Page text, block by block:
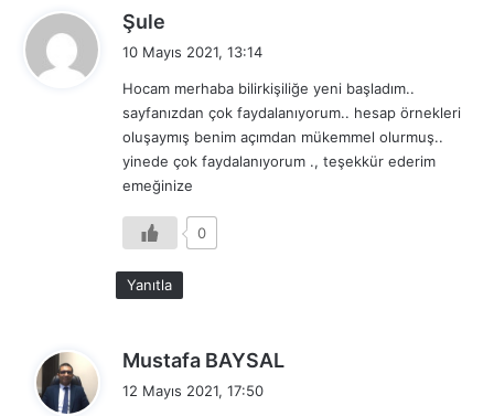
Şule
i
k
i
:
10 Mayıs 2021, 13:14
Hocam merhaba bilirkişiliğe yeni başladım..
sayfanızdan çok faydalanıyorum.. hesap örnekleri
oluşaymış benim açımdan mükemmel olurmuş..
yinede çok faydalanıyorum ., teşekkür ederim
emeğinize
0
Yanıtla
Mustafa BAYSAL
12 Mayıs 2021, 17:50